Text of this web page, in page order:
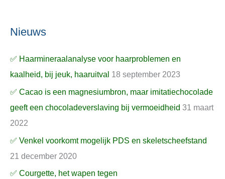
Nieuws
✅ Haarmineraalanalyse voor haarproblemen en
kaalheid, bij jeuk, haaruitval 18 september 2023
✅ Cacao is een magnesiumbron, maar imitatiechocolade
geeft een chocoladeverslaving bij vermoeidheid 31 maart
2022
✅ Venkel voorkomt mogelijk PDS en skeletscheefstand
21 december 2020
✅ Courgette, het wapen tegen